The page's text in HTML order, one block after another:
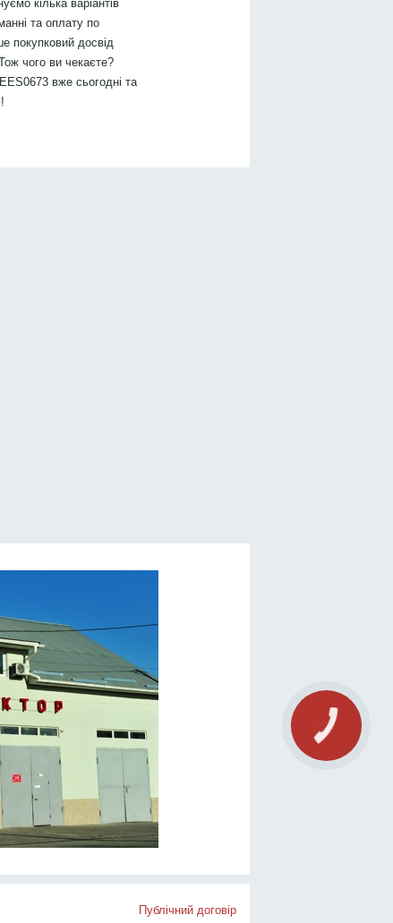
кілька варіантів
та оплату по
покупковий досвід
чого ви чекаєте?
вже сьогодні та
Публічний договір